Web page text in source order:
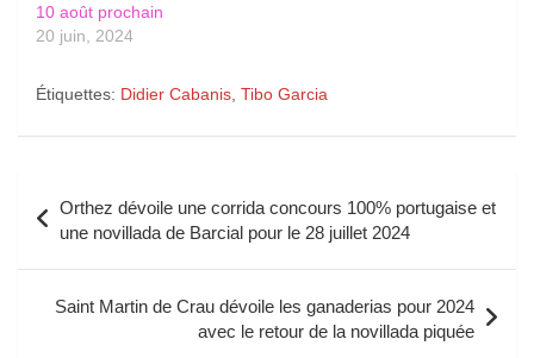
10 août prochain
20 juin, 2024
Étiquettes: Didier Cabanis, Tibo Garcia
de
l’article
Orthez dévoile une corrida concours 100% portugaise et
une novillada de Barcial pour le 28 juillet 2024
Saint Martin de Crau dévoile les ganaderias pour 2024
avec le retour de la novillada piquée